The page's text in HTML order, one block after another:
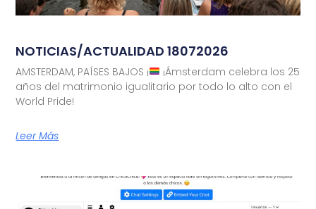
NOTICIAS/ACTUALIDAD 18072026
AMSTERDAM, PAÍSES BAJOS ¡
¡Ámsterdam celebra los 25
años del matrimonio igualitario por todo lo alto con el
World Pride!
Leer Más